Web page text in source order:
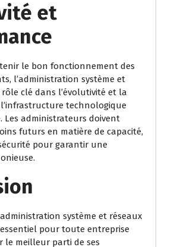
et
le bon fonctionnement des
l’administration système et
clé dans l’évolutivité et la
technologique
Les administrateurs doivent
futurs en matière de capacité,
pour garantir une
système et réseaux
pour toute entreprise
le meilleur parti de ses